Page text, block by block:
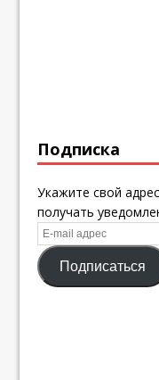
Подписка
Укажите свой
получать
E-
mail
адресПодписаться